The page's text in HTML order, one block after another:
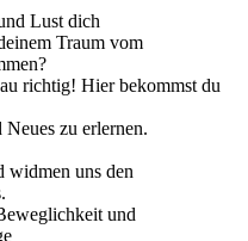
Lust dich
Traum vom
richtig! Hier bekommst du
zu erlernen.
widmen uns den
und